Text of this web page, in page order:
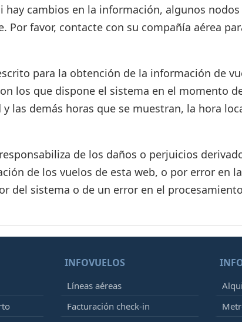
hay cambios en la información, algunos
favor, contacte con su compañía aérea
para la obtención de la información de
los que dispone el sistema en el momento
las demás horas que se muestran, la hora
de los daños o perjuicios
de los vuelos de esta web, o por error en la
del sistema o de un error en el
INFOVUELOS
Líneas aéreas
Facturación check-in